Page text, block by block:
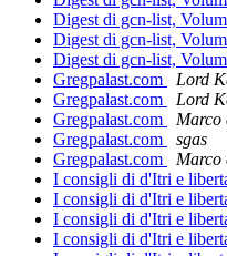
Digest di gcn-list,
Digest di gcn-list,
Digest di gcn-list,
Gregpalast.com
Lord
Gregpalast.com
Lord
Gregpalast.com
Marco
Gregpalast.com
sgas
Gregpalast.com
Marco
I consigli di d'Itri e
I consigli di d'Itri e
I consigli di d'Itri e
I consigli di d'Itri e